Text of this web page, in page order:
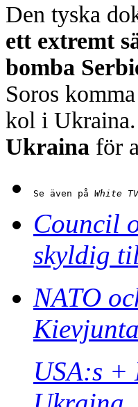
Den tyska
ett extremt
bomba
Soros
kol i Ukraina.
Ukraina för
Se även på White
Council
skyldig
NATO
USA:s +